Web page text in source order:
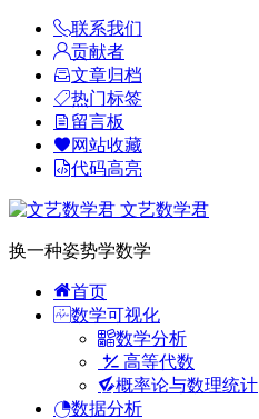
联系我们
贡献者
文章归档
热门标签
留言板
网站收藏
代码高亮
文艺数学君
换一种姿势学数学
首页
数学可视化
数学分析
高等代数
概率论与数理统计
数据分析